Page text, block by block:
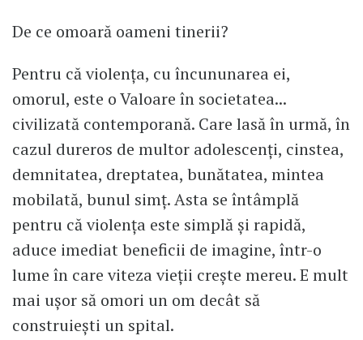
De ce omoară oameni tinerii?
Pentru că violența, cu încununarea ei,
omorul, este o Valoare în societatea...
civilizată contemporană. Care lasă în urmă, în
cazul dureros de multor adolescenți, cinstea,
demnitatea, dreptatea, bunătatea, mintea
mobilată, bunul simț. Asta se întâmplă
pentru că violența este simplă și rapidă,
aduce imediat beneficii de imagine, într-o
lume în care viteza vieții crește mereu. E mult
mai ușor să omori un om decât să
construiești un spital.